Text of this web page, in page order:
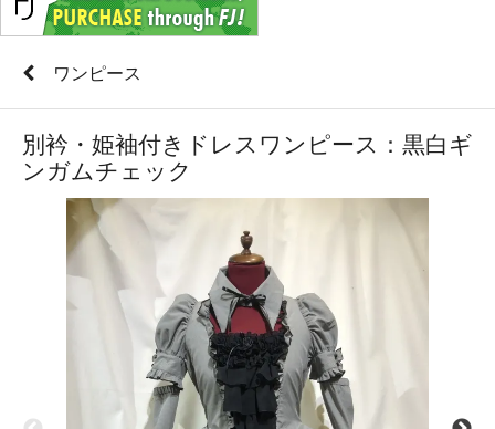
ワンピース
別衿・姫袖付きドレスワンピース：黒白ギ
ンガムチェック